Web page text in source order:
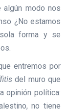
algún modo nos
¿No estamos
forma y se
entremos por
del muro que
opinión política:
no tiene